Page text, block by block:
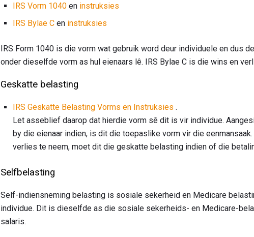
IRS Vorm 1040 en instruksies
IRS Bylae C en instruksies
IRS Form 1040 is die vorm wat gebruik word deur individuele en dus
onder dieselfde vorm as hul eienaars lê. IRS Bylae C is die wins en
Geskatte belasting
IRS Geskatte Belasting Vorms en Instruksies .
Let asseblief daarop dat hierdie vorm sê dit is vir individue.
by die eienaar indien, is dit die toepaslike vorm vir die
verlies te neem, moet dit die geskatte belasting indien of die
Selfbelasting
Self-indiensneming belasting is sosiale sekerheid en Medicare
individue. Dit is dieselfde as die sosiale sekerheids- en Medicare-
salaris.